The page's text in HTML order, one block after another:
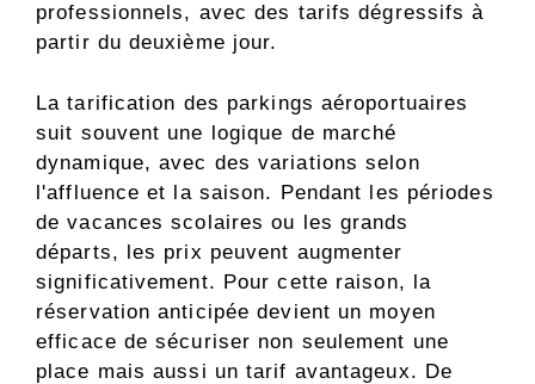
professionnels, avec des tarifs dégressifs à
partir du deuxième jour.
La tarification des parkings aéroportuaires
suit souvent une logique de marché
dynamique, avec des variations selon
l'affluence et la saison. Pendant les périodes
de vacances scolaires ou les grands
départs, les prix peuvent augmenter
significativement. Pour cette raison, la
réservation anticipée devient un moyen
efficace de sécuriser non seulement une
place mais aussi un tarif avantageux. De